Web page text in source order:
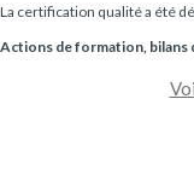
La certification qualité a été
Actions de formation, bilans